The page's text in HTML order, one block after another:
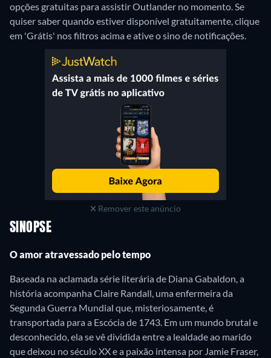
opções gratuitas para assistir Outlander no momento. Se
quiser saber quando estiver disponível gratuitamente, clique
em 'Grátis' nos filtros acima e ative o sino de notificações.
Remover este anúncio
SINOPSE
O amor atravessado pelo tempo
Baseada na aclamada série literária de Diana Gabaldon, a
história acompanha Claire Randall, uma enfermeira da
Segunda Guerra Mundial que, misteriosamente, é
transportada para a Escócia de 1743. Em um mundo brutal e
desconhecido, ela se vê dividida entre a lealdade ao marido
que deixou no século XX e a paixão intensa por Jamie Fraser,